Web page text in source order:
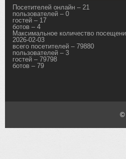
Посетителей онлайн – 21
пользователей – 0
гостей – 17
ботов – 4
Максимальное количество
2026-02-03
всего посетителей – 79880
пользователей – 3
гостей – 79798
ботов – 79
©